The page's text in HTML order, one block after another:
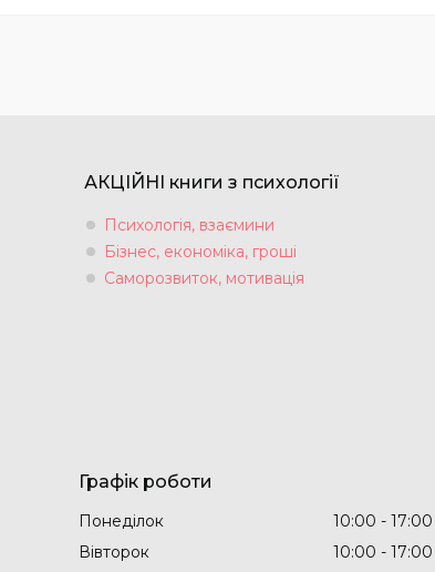
АКЦІЙНІ книги з психології
Психологія, взаємини
Бізнес, економіка, гроші
Саморозвиток, мотивація
Графік роботи
Понеділок 10:00
17:00
Вівторок
10:00
17:00